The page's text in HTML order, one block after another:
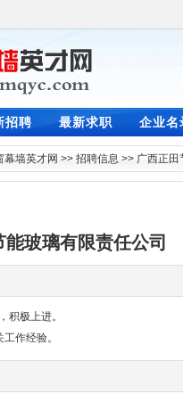
招聘 最新求职 企业名
幕墙英才网 >> 招聘信息 >> 广西正田
能玻璃有限责任公司
积极上进。
作经验。